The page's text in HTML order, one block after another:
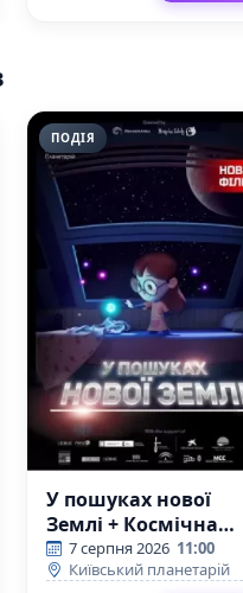
ПОДІЯ
У пошуках нової
Землі + Космічна
вікторина
(Київський
7 серпня 2026 11:00
Київський планетарій